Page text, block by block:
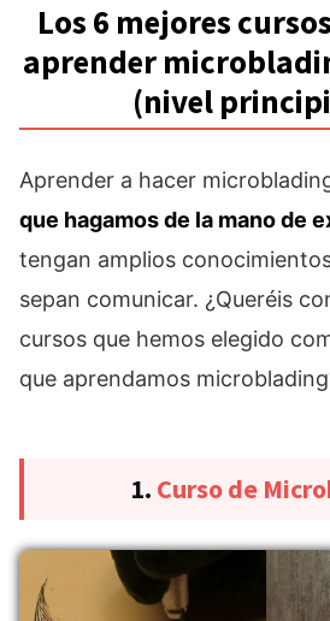
Los 6 mejores
aprender
(nivel
Aprender a hacer
que hagamos de la mano de
tengan amplios
sepan comunicar. ¿Queréis
cursos que hemos elegido
que aprendamos
1. Curso de